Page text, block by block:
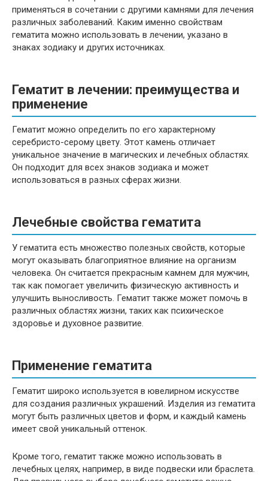
применяться в сочетании с другими камнями для лечения
различных заболеваний. Каким именно свойствам
гематита можно использовать в лечении, указано в
знаках зодиаку и других источниках.
Гематит в лечении: преимущества и
применение
Гематит можно определить по его характерному
серебристо-серому цвету. Этот камень отличает
уникальное значение в магических и лечебных областях.
Он подходит для всех знаков зодиака и может
использоваться в разных сферах жизни.
Лечебные свойства гематита
У гематита есть множество полезных свойств, которые
могут оказывать благоприятное влияние на организм
человека. Он считается прекрасным камнем для мужчин,
так как помогает увеличить физическую активность и
улучшить выносливость. Гематит также может помочь в
различных областях жизни, таких как психическое
здоровье и духовное развитие.
Применение гематита
Гематит широко используется в ювелирном искусстве
для создания различных украшений. Изделия из гематита
могут быть различных цветов и форм, и каждый камень
имеет свой уникальный оттенок.
Кроме того, гематит также можно использовать в
лечебных целях, например, в виде подвески или браслета.